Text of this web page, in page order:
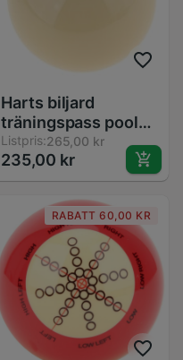
Harts biljard
träningspass pool
biljard biljard
tillbehör med 5.7cm
diameter
Listpris:265,00 kr
235,00 kr
RABATT 60,00 KR